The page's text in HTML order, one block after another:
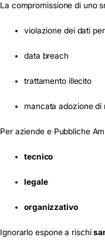
La compromissione di uno
violazione dei dati
data breach
trattamento illecito
mancata adozione
Per aziende e Pubbliche
tecnico
legale
organizzativo
Ignorarlo espone a rischi